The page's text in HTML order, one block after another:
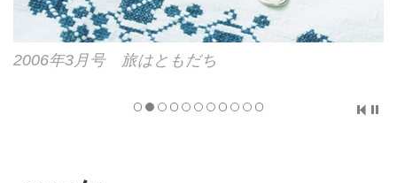
2006年3月号 旅はともだち